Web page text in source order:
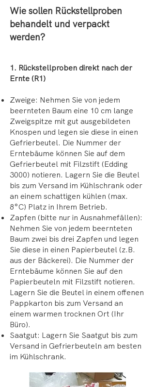
Wie sollen Rückstellproben
behandelt und verpackt
werden?
1. Rückstellproben direkt nach der
Ernte (R1)
Zweige: Nehmen Sie von jedem
beernteten Baum eine 10 cm lange
Zweigspitze mit gut ausgebildeten
Knospen und legen sie diese in einen
Gefrierbeutel. Die Nummer der
Erntebäume können Sie auf dem
Gefrierbeutel mit Filzstift (Edding
3000) notieren. Lagern Sie die Beutel
bis zum Versand im Kühlschrank oder
an einem schattigen kühlen (max.
8°C) Platz in Ihrem Betrieb.
Zapfen (bitte nur in Ausnahmefällen):
Nehmen Sie von jedem beernteten
Baum zwei bis drei Zapfen und legen
Sie diese in einen Papierbeutel (z.B.
aus der Bäckerei). Die Nummer der
Erntebäume können Sie auf den
Papierbeuteln mit Filzstift notieren.
Lagern Sie die Beutel in einem offenen
Pappkarton bis zum Versand an
einem warmen trocknen Ort (Ihr
Büro).
Saatgut: Lagern Sie Saatgut bis zum
Versand in Gefrierbeuteln am besten
im Kühlschrank.